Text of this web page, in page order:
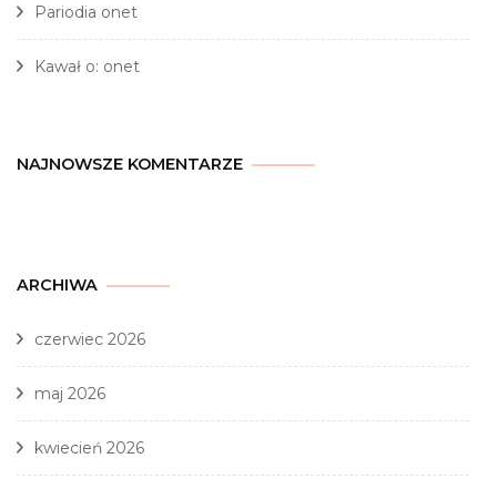
Pariodia onet
Kawał o: onet
NAJNOWSZE KOMENTARZE
ARCHIWA
czerwiec 2026
maj 2026
kwiecień 2026